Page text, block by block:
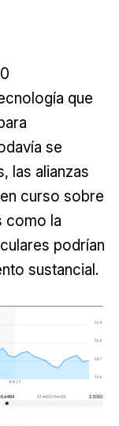
que
se
las alianzas
curso sobre
como la
podrían
sustancial.